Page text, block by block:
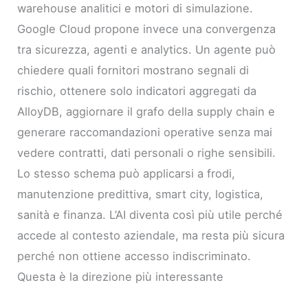
warehouse analitici e motori di simulazione.
Google Cloud propone invece una convergenza
tra sicurezza, agenti e analytics. Un agente può
chiedere quali fornitori mostrano segnali di
rischio, ottenere solo indicatori aggregati da
AlloyDB, aggiornare il grafo della supply chain e
generare raccomandazioni operative senza mai
vedere contratti, dati personali o righe sensibili.
Lo stesso schema può applicarsi a frodi,
manutenzione predittiva, smart city, logistica,
sanità e finanza. L’AI diventa così più utile perché
accede al contesto aziendale, ma resta più sicura
perché non ottiene accesso indiscriminato.
Questa è la direzione più interessante